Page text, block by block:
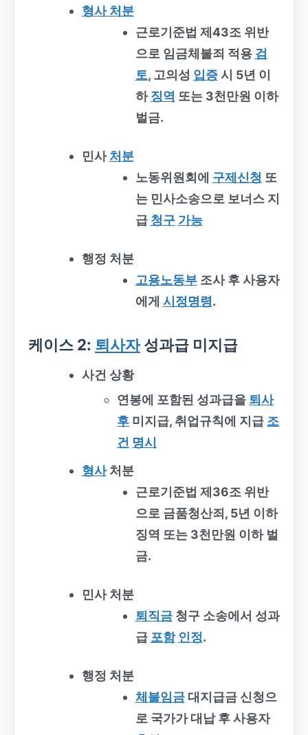
형사 처분
근로기준법 제43조 위반
으로 임금체불죄 적용 검
토, 고의성 입증시 5년 이
하징역 또는 3천만원 이하
벌금.
민사처분
노동위원회에 구제신청 또
는 민사소송으로 보너스 지
급 청구 가능
행정 처분
고용노동부조사 후 사용자
에게 시정명령.
케이스 2: 퇴사자성과급 미지급
사건 상황
연봉에 포함된 성과급을 퇴사
후 미지급, 취업규칙에 지급 조
건 명시
형사처분
근로기준법 제36조 위반
으로 금품청산죄, 5년 이하
징역 또는 3천만원 이하 벌
금.
민사 처분
퇴직금청구 소송에서 성과
급 포함 인정.
행정 처분
체불임금대지급금 신청으
로 국가가 대납 후 사용자